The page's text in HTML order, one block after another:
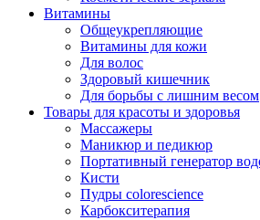
Витамины
Общеукрепляющие
Витамины для кожи
Для волос
Здоровый кишечник
Для борьбы с лишним весом
Товары для красоты и здоровья
Массажеры
Маникюр и педикюр
Портативный генератор
Кисти
Пудры colorescience
Карбокситерапия